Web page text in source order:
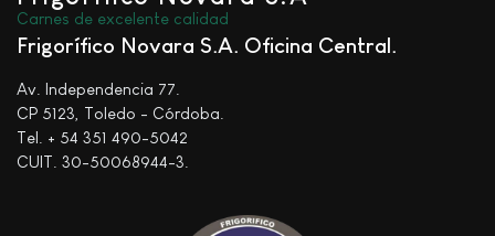
Carnes de excelente calidad
Frigorífico Novara S.A. Oficina Central
Av. Independencia 77.
CP 5123, Toledo - Córdoba.
Tel. + 54 351 490-5042
CUIT. 30-50068944-3.